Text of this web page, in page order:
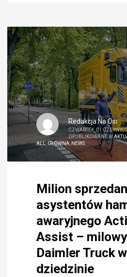
Redakcja Na Osi
CZWARTEK, 01
OPUBLIKOWANE W
ALL, GŁÓWNA, NEWS
Milion
asystentów
awaryjnego
Assist –
Daimler Truck w
dziedzinie